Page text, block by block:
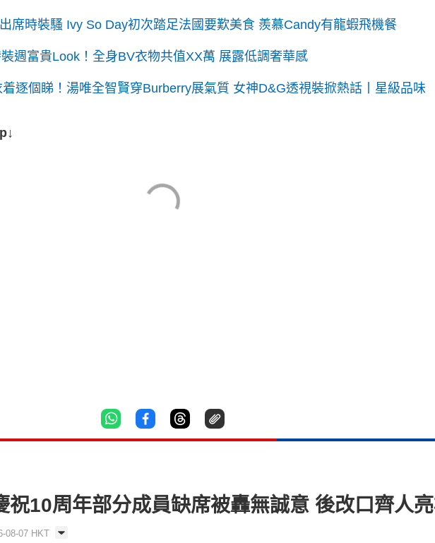
席時裝騷 Ivy So Day初次踏足法國要歎美食 羨慕Candy有龍蝦飛機餐
週富貴Look！全身BV衣物共值XX萬 展露低調奢華感
逐個睇！湯唯全智賢穿Burberry展氣質 女神D&G透視裝掀熱話丨星級品味
10周年部分成員缺席被轟無誠意 後改口齊人
08-07 HKT